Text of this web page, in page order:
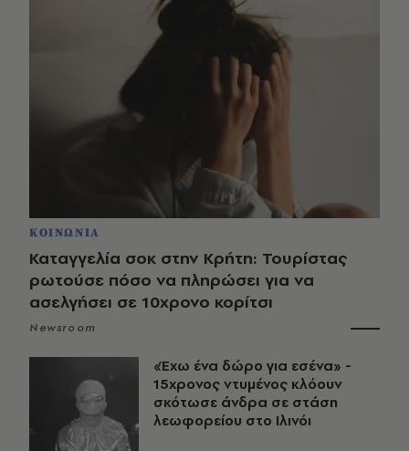
ΚΟΙΝΩΝΙΑ
Καταγγελία σοκ στην Κρήτη: Τουρίστας
ρωτούσε πόσο να πληρώσει για να
ασελγήσει σε 10χρονο κορίτσι
Newsroom
«Έχω ένα δώρο για εσένα» -
15χρονος ντυμένος κλόουν
σκότωσε άνδρα σε στάση
λεωφορείου στο Ιλινόι